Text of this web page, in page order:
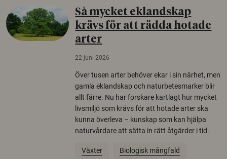
Så mycket eklandskap
krävs för att rädda hotade
arter
22 juni 2026
Över tusen arter behöver ekar i sin närhet, men
gamla eklandskap och naturbetesmarker blir
allt färre. Nu har forskare kartlagt hur mycket
livsmiljö som krävs för att hotade arter ska
kunna överleva – kunskap som kan hjälpa
naturvårdare att sätta in rätt åtgärder i tid.
Växter Biologisk mångfald